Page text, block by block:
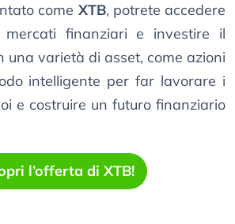
come XTB, potrete accedere
finanziari e investire il
una varietà di asset, come azioni
intelligente per far lavorare i
e costruire un futuro finanziario
l’offerta di XTB!